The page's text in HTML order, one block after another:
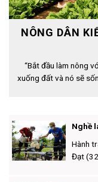
NÔNG DÂN
“Bắt đầu làm nông
xuống đất và nó sẽ
Nghề
Hành
Đạt (32